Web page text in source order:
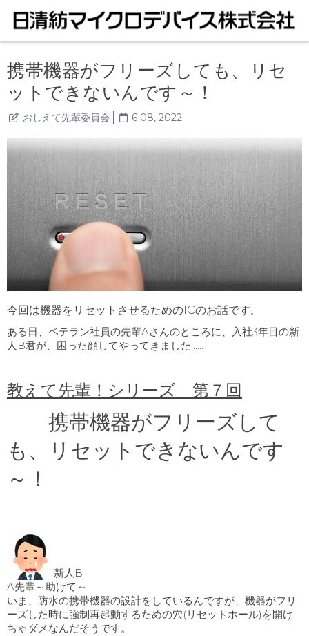
携帯機器がフリーズしても、リセ
ットできないんです～！
おしえて先輩委員会 6 08, 2022
今回は機器をリセットさせるためのICのお話です。
ある日、ベテラン社員の先輩Aさんのところに、入社3年目の新
人B君が、困った顔してやってきました……
教えて先輩！シリーズ 第７回
携帯機器がフリーズして
も、リセットできないんです
～！
新人B
A先輩～助けて～
いま、防水の携帯機器の設計をしているんですが、機器がフリ
ーズした時に強制再起動するための穴(リセットホール)を開け
ちゃダメなんだそうです。